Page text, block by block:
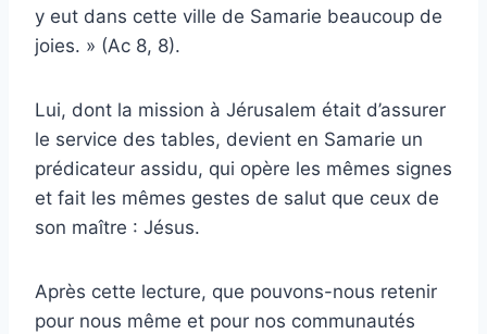
y eut dans cette ville de Samarie beaucoup de
joies. » (Ac 8, 8).
Lui, dont la mission à Jérusalem était d’assurer
le service des tables, devient en Samarie un
prédicateur assidu, qui opère les mêmes signes
et fait les mêmes gestes de salut que ceux de
son maître : Jésus.
Après cette lecture, que pouvons-nous retenir
pour nous même et pour nos communautés